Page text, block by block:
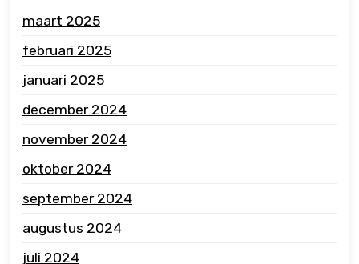
maart 2025
februari 2025
januari 2025
december 2024
november 2024
oktober 2024
september 2024
augustus 2024
juli 2024